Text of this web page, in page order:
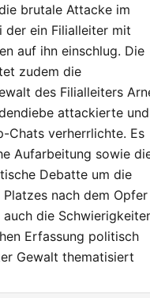
ihr Philipps
eine
kostenlos
RTL+ und
es Podcasts gibt.
"Nebenan
beleuchten
Franziska Singer
Freitag im
Kriminalfälle:
24/
von
brutale Attacke im
der ein Filialleiter mit
auf ihn einschlug. Die
zudem die
des Filialleiters
attackierte und
Chats verherrlichte. Es
Aufarbeitung sowie
Debatte um die
Platzes nach dem Opfer
die
Erfassung politisch
Gewalt thematisiert